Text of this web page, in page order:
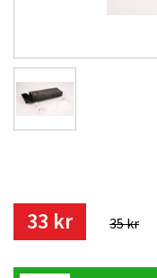
33 kr 35 kr